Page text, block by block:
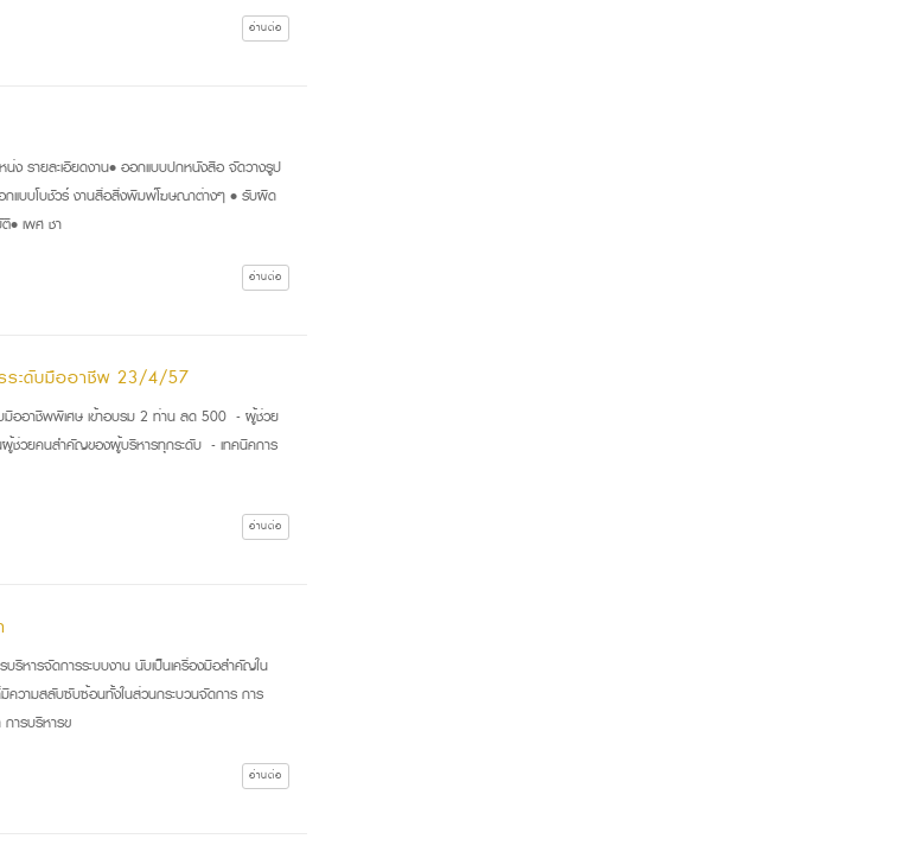
อ่านต่อ
ง รายละเอียดงาน• ออกแบบปกหนังสือ จัดวางรูป
อกแบบโบชัวร์ งานสื่อสิ่งพิมพ์โฆษณาต่างๆ • รับผิด
• เพศ ชา
อ่านต่อ
ระดับมืออาชีพ 23/4/57
มืออาชีพพิเศษ เข้าอบรม 2 ท่าน ลด 500 - ผู้ช่วย
ผู้ช่วยคนสำคัญของผู้บริหารทุกระดับ - เทคนิคการ
อ่านต่อ
ารจัดการระบบงาน นับเป็นเครื่องมือสำคัญใน
ความสลับซับซ้อนทั้งในส่วนกระบวนจัดการ การ
ารบริหารข
อ่านต่อ